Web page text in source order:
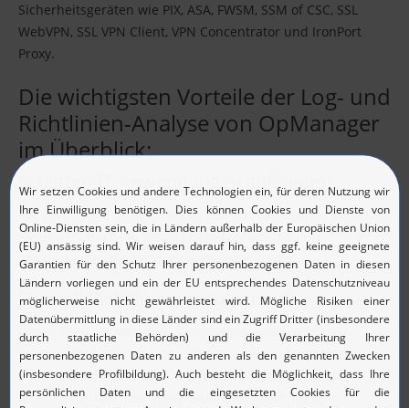
Sicherheitsgeräten wie PIX, ASA, FWSM, SSM of CSC, SSL
WebVPN, SSL VPN Client, VPN Concentrator und IronPort
Proxy.
Die wichtigsten Vorteile der Log- und
Richtlinien-Analyse von OpManager
im Überblick:
Schatten-IT-Anwendungen aufspüren
Mit den „Cloud Control“-Berichten von OpManager erhalten
Sie einen Überblick, welche Benutzer welche
Anwendungen/Anwendungskategorien nutzt.
Firewall-Richtlinienmanagement
Damit Firewalls ihre volle Leistungsfähigkeit entfalten
können, sind strenge und effektive Firewall-Richtlinien
erforderlich. OpManager analysiert die vorhandenen
Richtlinien, informiert über Anomalien und macht